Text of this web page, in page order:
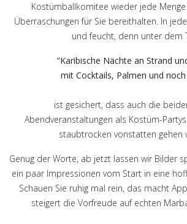
Kostümballkomitee wieder jede
Überraschungen für Sie bereithalten. In
und feucht, denn unter dem
"Karibische Nächte an Strand
mit Cocktails, Palmen und
ist gesichert, dass auch die
Abendveranstaltungen als Kostüm-
staubtrocken vonstatten gehen
Genug der Worte, ab jetzt lassen wir Bilder
ein paar Impressionen vom Start in eine
Schauen Sie ruhig mal rein, das macht
steigert die Vorfreude auf echten